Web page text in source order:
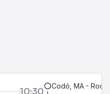
10:30 Codó, MA -